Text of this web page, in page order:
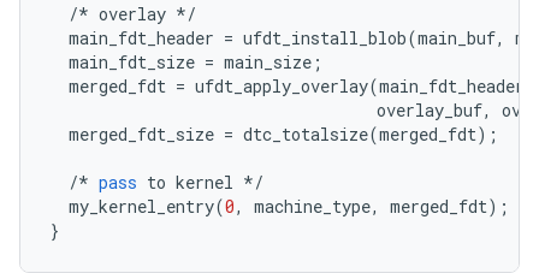
/* overlay */
main_fdt_header = ufdt_install_blob(main_buf,
main_fdt_size = main_size ;
merged_fdt = ufdt_apply_overlay(main_fdt_header
overlay_buf,
merged_fdt_size = dtc_totalsize(merged_fdt);
/* pass to kernel */
my_kernel_entry(0, machine_type, merged_fdt);
}